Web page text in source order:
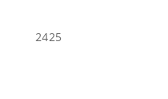
2425